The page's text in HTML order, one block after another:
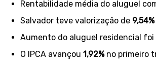
Rentabilidade média do aluguel
Salvador teve valorização de 9,54%
Aumento do aluguel residencial foi
O IPCA avançou 1,92%no primeiro